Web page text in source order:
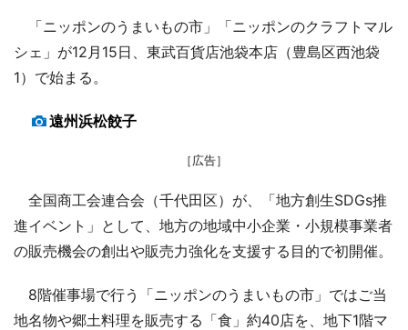
「ニッポンのうまいもの市」「ニッポンのクラフトマル
シェ」が12月15日、東武百貨店池袋本店（豊島区西池袋
1）で始まる。
遠州浜松餃子
［広告］
全国商工会連合会（千代田区）が、「地方創生SDGs推
進イベント」として、地方の地域中小企業・小規模事業者
の販売機会の創出や販売力強化を支援する目的で初開催。
8階催事場で行う「ニッポンのうまいもの市」ではご当
地名物や郷土料理を販売する「食」約40店を、地下1階マ